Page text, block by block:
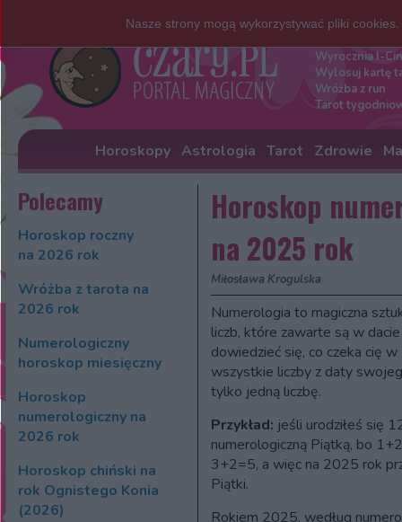
Darmowe
Wyrocznia I-
Wylosuj kartę
Wróżba z run
Tarot
Horoskopy Astrologia Tarot Zdrowie
Polecamy
Horoskop roczny
na 2026 rok
Wróżba z tarota na
2026 rok
Numerologiczny
horoskop miesięczny
Horoskop
numerologiczny na
2026 rok
Horoskop chiński na
rok Ognistego Konia
(2026)
Horoskop
na 2025 rok
Miłosława Krogulska
Numerologia to magiczna
liczb, które zawarte są w
dowiedzieć się, co czeka cię
wszystkie liczby z daty
tylko jedną liczbę.
Przykład: jeśli urodziłeś się
numerologiczną Piątką, bo
3+2=5, a więc na 2025 rok
Piątki.
Rokiem 2025, według
Nasze strony mogą wykorzystywać pliki cookies.